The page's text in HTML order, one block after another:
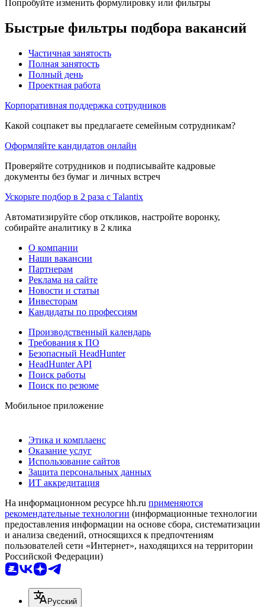
Попробуйте изменить формулировку или фильтры
Быстрые фильтры подбора вакансий
Частичная занятость
Полная занятость
Полный день
Проектная работа
Корпоративная поддержка сотрудников
Какой соцпакет вы предлагаете семейным сотрудникам?
Оформляйте кандидатов онлайн
Проверяйте сотрудников и подписывайте кадровые
документы без бумаг и личных встреч
Ускорьте подбор в 2 раза с Talantix
Автоматизируйте сбор откликов, настройте воронку,
собирайте аналитику в 2 клика
О компании
Наши вакансии
Партнерам
Реклама на сайте
Новости и статьи
Инвесторам
Кандидаты по профессиям
Производственный календарь
Требования к ПО
Безопасный HeadHunter
HeadHunter API
Поиск работы
Поиск по резюме
Мобильное приложение
Этика и комплаенс
Оказание услуг
Использование сайтов
Защита персональных данных
ИТ аккредитация
На информационном ресурсе hh.ru применяются
рекомендательные технологии (информационные технологии
предоставления информации на основе сбора, систематизации
и анализа сведений, относящихся к предпочтениям
пользователей сети «Интернет», находящихся на территории
Российской Федерации)
Русский